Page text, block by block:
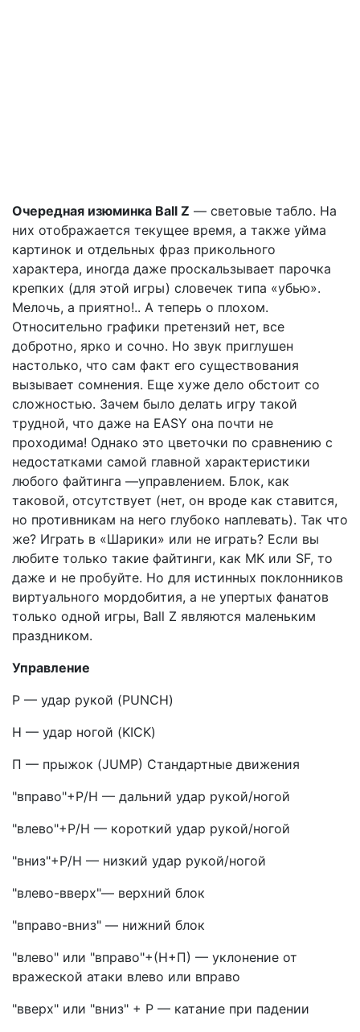
Очередная изюминка Ball Z — световые табло. На
них отображается текущее время, а также уйма
картинок и отдельных фраз прикольного
характера, иногда даже проскальзывает парочка
крепких (для этой игры) словечек типа «убью».
Мелочь, а приятно!.. А теперь о плохом.
Относительно графики претензий нет, все
добротно, ярко и сочно. Но звук приглушен
настолько, что сам факт его существования
вызывает сомнения. Еще хуже дело обстоит со
сложностью. Зачем было делать игру такой
трудной, что даже на EASY она почти не
проходима! Однако это цветочки по сравнению с
недостатками самой главной характеристики
любого файтинга —управлением. Блок, как
таковой, отсутствует (нет, он вроде как ставится,
но противникам на него глубоко наплевать). Так что
же? Играть в «Шарики» или не играть? Если вы
любите только такие файтинги, как MK или SF, то
даже и не пробуйте. Но для истинных поклонников
виртуального мордобития, а не упертых фанатов
только одной игры, Ball Z являются маленьким
праздником.
Управление
Р — удар рукой (PUNCH)
Н — удар ногой (KICK)
П — прыжок (JUMP) Стандартные движения
"вправо"+Р/Н — дальний удар рукой/ногой
"влево"+Р/Н — короткий удар рукой/ногой
"вниз"+Р/Н — низкий удар рукой/ногой
"влево-вверх"— верхний блок
"вправо-вниз" — нижний блок
"влево" или "вправо"+(Н+П) — уклонение от
вражеской атаки влево или вправо
"вверх" или "вниз" + Р — катание при падении